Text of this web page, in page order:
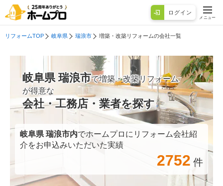
ログイン
メニュー
リフォームTOP 岐阜県 瑞浪市 増築・改築リフォームの会社一覧
岐阜県 瑞浪市で増築・改築リフォーム
が得意な
会社・工務店・業者を探す
岐阜県 瑞浪市内でホームプロにリフォーム会社紹
介をお申込みいただいた実績
2752 件